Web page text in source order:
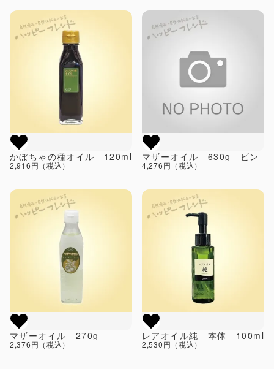
かぼちゃの種オイル 120ml
2,916円（税込）
マザーオイル 630g ビン
4,276円（税込）
マザーオイル 270g
2,376円（税込）
レアオイル純 本体 100ml
2,530円（税込）